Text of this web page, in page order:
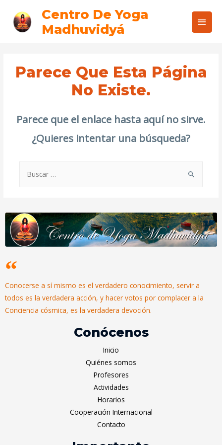
Centro De Yoga
Madhuvidyá
Parece Que Esta Página
No Existe.
Parece que el enlace hasta aquí no sirve.
¿Quieres intentar una búsqueda?
Conocerse a sí mismo es el verdadero conocimiento, servir a
todos es la verdadera acción, y hacer votos por complacer a la
Conciencia cósmica, es la verdadera devoción.
Conócenos
Inicio
Quiénes somos
Profesores
Actividades
Horarios
Cooperación Internacional
Contacto